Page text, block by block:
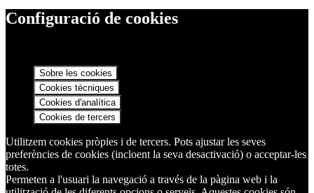
Configuració de cookies
Sobre les cookies
Cookies tècniques
Cookies d'analítica
Cookies de tercers
Utilitzem cookies pròpies i de tercers. Pots ajustar les seves
preferències de cookies (incloent la seva desactivació) o acceptar-les
totes.
Permeten a l'usuari la navegació a través de la pàgina web i la